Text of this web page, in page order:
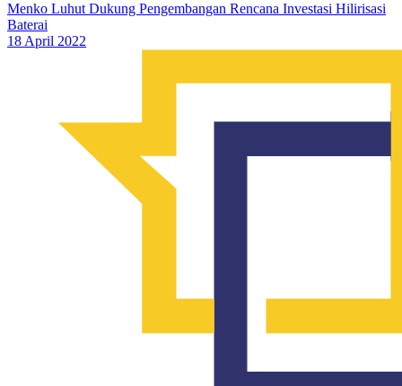
Menko Luhut Dukung Pengembangan Rencana Investasi Hilirisasi
Baterai
18 April 2022